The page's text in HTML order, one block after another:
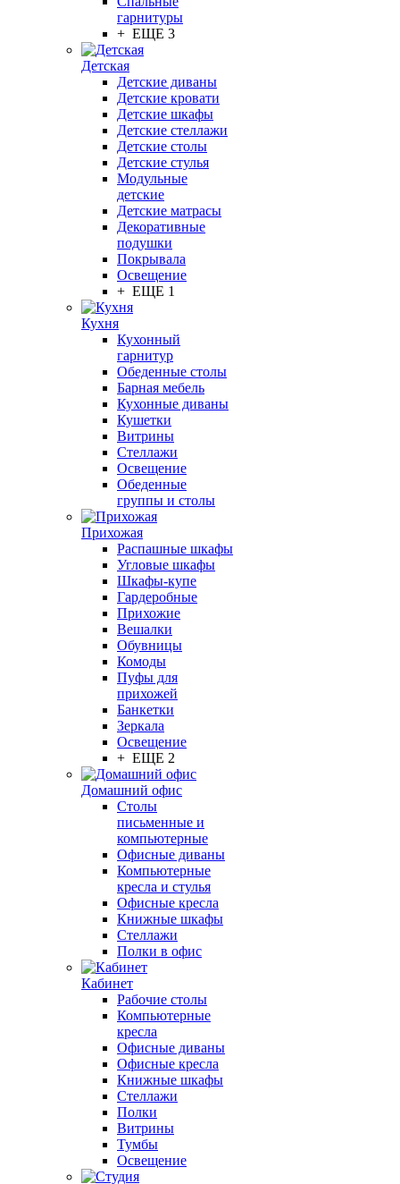
гарнитуры
+ ЕЩЕ 3
Детская
Детские диваны
Детские кровати
Детские шкафы
Детские стеллажи
Детские столы
Детские стулья
Модульные
детские
Детские матрасы
Декоративные
подушки
Покрывала
Освещение
+ ЕЩЕ 1
Кухня
Кухонный
гарнитур
Обеденные столы
Барная мебель
Кухонные диваны
Кушетки
Витрины
Стеллажи
Освещение
Обеденные
группы и столы
Прихожая
Распашные шкафы
Угловые шкафы
Шкафы-купе
Гардеробные
Прихожие
Вешалки
Обувницы
Комоды
Пуфы для
прихожей
Банкетки
Зеркала
Освещение
+ ЕЩЕ 2
Домашний офис
Столы
письменные и
компьютерные
Офисные диваны
Компьютерные
кресла и стулья
Офисные кресла
Книжные шкафы
Стеллажи
Полки в офис
Кабинет
Рабочие столы
Компьютерные
кресла
Офисные диваны
Офисные кресла
Книжные шкафы
Стеллажи
Полки
Витрины
Тумбы
Освещение